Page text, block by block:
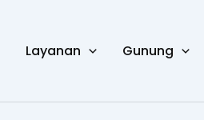
Layanan Gunung